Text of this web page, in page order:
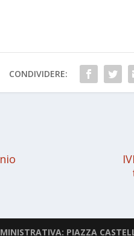
CONDIVIDERE:
PIAZZA